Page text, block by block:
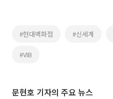
#현대백화점 #신세계
#VIB
문현호 기자의 주요 뉴스